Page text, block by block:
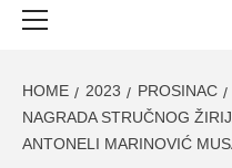
HOME 2023 PROSINAC
NAGRADA STRUČNOG
ANTONELI MARINOVIĆ